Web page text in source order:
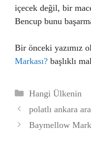
içecek değil, bir
Bencup bunu
Bir önceki yazımız
Markası? başlıklı
Kategoriler
Hangi Ülkenin
polatlı ankara
Baymellow